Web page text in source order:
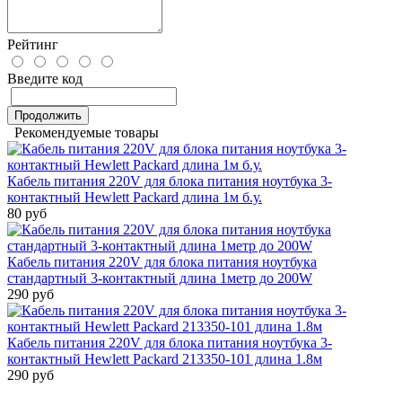
Рейтинг
Введите код
Продолжить
Рекомендуемые товары
Кабель питания 220V для блока питания ноутбука 3-
контактный Hewlett Packard длина 1м б.у.
80 руб
Кабель питания 220V для блока питания ноутбука
стандартный 3-контактный длина 1метр до 200W
290 руб
Кабель питания 220V для блока питания ноутбука 3-
контактный Hewlett Packard 213350-101 длина 1.8м
290 руб